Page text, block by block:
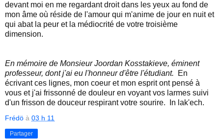
devant moi en me regardant droit dans les yeux au fond de
mon âme où réside de l'amour qui m'anime de jour en nuit et
qui abat la peur et la médiocrité de votre troisième
dimension.
En mémoire de Monsieur Joordan Kosstakieve, éminent
professeur, dont j'ai eu l'honneur d'être l'étudiant. En
écrivant ces lignes, mon coeur et mon esprit ont pensé à
vous et j'ai frissonné de douleur en voyant vos larmes suivi
d'un frisson de douceur respirant votre sourire. In lak'ech.
Frédö à 03 h 11
Partager